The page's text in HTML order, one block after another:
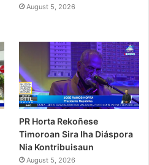
August 5, 2026
PR Horta Rekoñese
Timoroan Sira Iha Diáspora
Nia Kontribuisaun
August 5, 2026